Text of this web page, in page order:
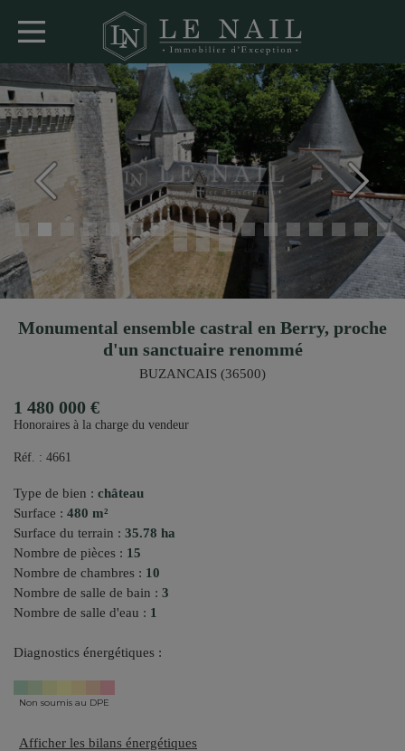
Monumental ensemble castral en Berry, proche
d'un sanctuaire renommé
BUZANCAIS (36500)
1 480 000 €
Honoraires à la charge du vendeur
Réf. : 4661
Type de bien : château
Surface : 480 m²
Surface du terrain : 35.78 ha
Nombre de pièces : 15
Nombre de chambres : 10
Nombre de salle de bain : 3
Nombre de salle d'eau : 1
Diagnostics énergétiques :
Non soumis au DPE
Afficher les bilans énergétiques